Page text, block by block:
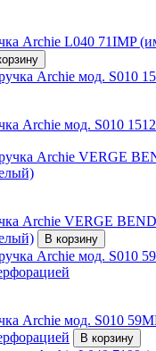
Archie L040 71IMP
Archie мод. S010
Archie VERGE
В корзину
Archie мод. S010
В корзину